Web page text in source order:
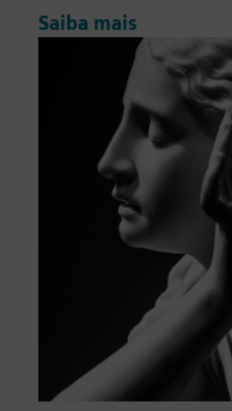
Saiba mais